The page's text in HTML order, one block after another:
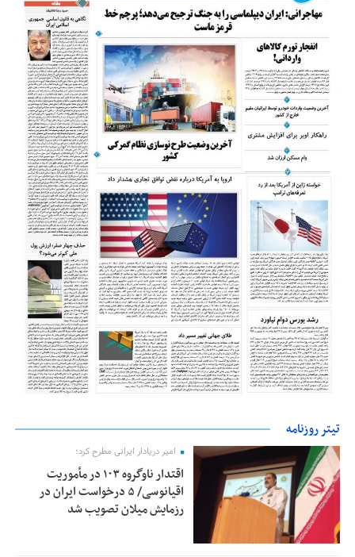
تیتر روزنامه
امیر دریادار ایرانی مطرح کرد؛
اقتدار ناوگروه ۱۰۳ در مأموریت‌
اقیانوسی/ ۵ درخواست ایران در
رزمایش میلان تصویب شد